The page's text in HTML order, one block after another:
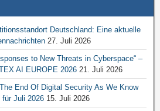
Deutschland: Eine aktuelle
27. Juli 2026
to New Threats in Cyberspace“ –
AI EUROPE 2026 21. Juli 2026
End Of Digital Security As We Know
für Juli 2026 15. Juli 2026